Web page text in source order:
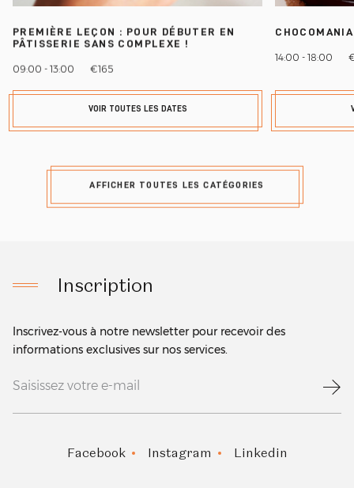
PREMIÈRE LEÇON : POUR DÉBUTER EN
PÂTISSERIE SANS COMPLEXE !
09:00 - 13:00 €165
VOIR TOUTES LES DATES
CHOCOMANIA
14:00 - 18:00
AFFICHER TOUTES LES CATÉGORIES
Inscription
Inscrivez-vous à notre newsletter pour recevoir des
informations exclusives sur nos services.
Facebook Instagram Linkedin